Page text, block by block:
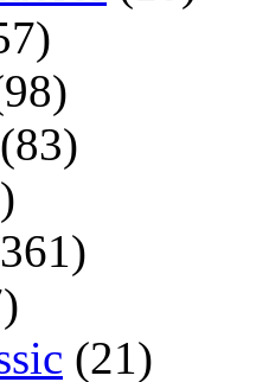
(83)
(21)